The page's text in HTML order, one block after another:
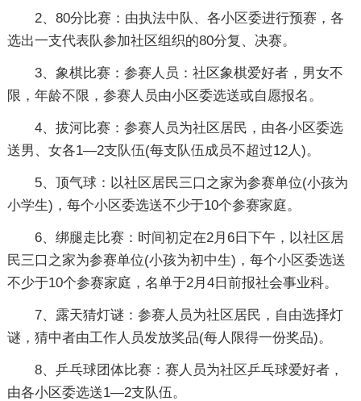
2、80分比赛：由执法中队、各小区委进行预赛，各
选出一支代表队参加社区组织的80分复、决赛。
3、象棋比赛：参赛人员：社区象棋爱好者，男女不
限，年龄不限，参赛人员由小区委选送或自愿报名。
4、拔河比赛：参赛人员为社区居民，由各小区委选
送男、女各1—2支队伍(每支队伍成员不超过12人)。
5、顶气球：以社区居民三口之家为参赛单位(小孩为
小学生)，每个小区委选送不少于10个参赛家庭。
6、绑腿走比赛：时间初定在2月6日下午，以社区居
民三口之家为参赛单位(小孩为初中生)，每个小区委选送
不少于10个参赛家庭，名单于2月4日前报社会事业科。
7、露天猜灯谜：参赛人员为社区居民，自由选择灯
谜，猜中者由工作人员发放奖品(每人限得一份奖品)。
8、乒乓球团体比赛：赛人员为社区乒乓球爱好者，
由各小区委选送1—2支队伍。